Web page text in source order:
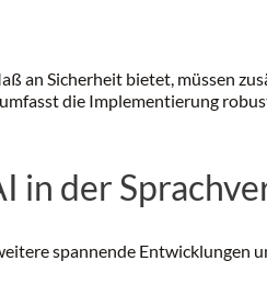
an Sicherheit bietet, müssen
die Implementierung
in der
spannende Entwicklungen